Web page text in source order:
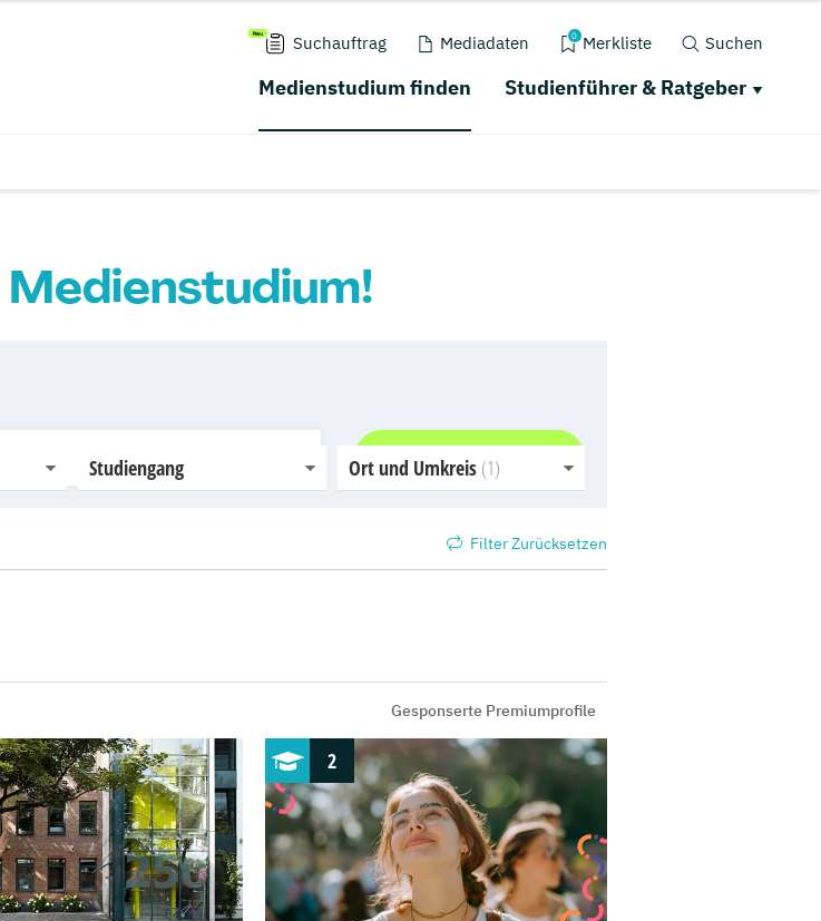
Suchauftrag Mediadaten 0 Merkliste Suchen
Medienstudium finden Studienführer & Ratgeber
Medienstudium!
Jetzt finden
Filter Zurücksetzen
Studiengang Ort und Umkreis
Gesponserte Premiumprofile
2